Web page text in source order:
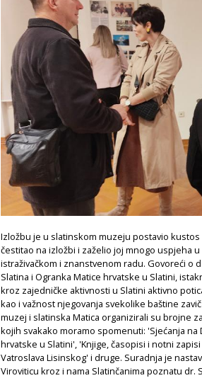
Izložbu je u slatinskom muzeju postavio
čestitao na izložbi i zaželio joj mnogo uspjeha
istraživačkom i znanstvenom radu. Govoreći o
Slatina i Ogranka Matice hrvatske u Slatini,
kroz zajedničke aktivnosti u Slatini aktivno
kao i važnost njegovanja svekolike baštine
muzej i slatinska Matica organizirali su brojne
kojih svakako moramo spomenuti: 'Sjećanja na
hrvatske u Slatini', 'Knjige, časopisi i notni
Vatroslava Lisinskog' i druge. Suradnja je
Viroviticu kroz i nama Slatinčanima poznatu dr.